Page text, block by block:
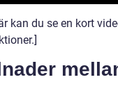
kan du se en kort